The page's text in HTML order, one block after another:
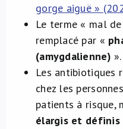
gorge aiguë »
Le terme « mal
remplacé par «
(amygdalienne) ».
Les antibiotiques
chez les
patients à risque,
élargis et définis